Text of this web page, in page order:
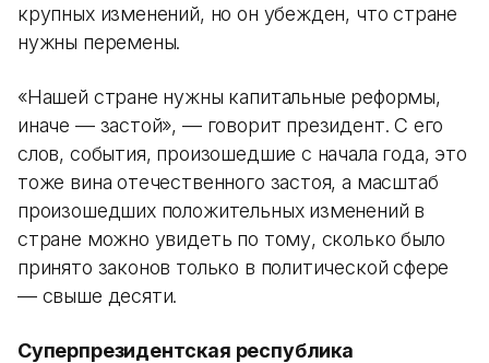
крупных изменений, но он убежден, что стране
нужны перемены.
«Нашей стране нужны капитальные реформы,
иначе — застой», — говорит президент. С его
слов, события, произошедшие с начала года, это
тоже вина отечественного застоя, а масштаб
произошедших положительных изменений в
стране можно увидеть по тому, сколько было
принято законов только в политической сфере
— свыше десяти.
Суперпрезидентская республика